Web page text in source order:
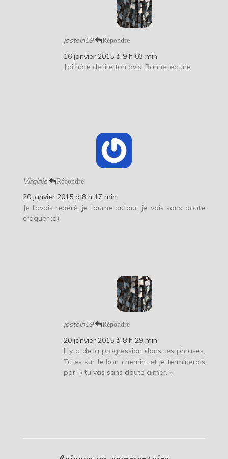
jostein59 Répondre
16 janvier 2015 à 9 h 03 min
J’ai hâte de lire ton avis. Bonne lecture
Virginie Répondre
20 janvier 2015 à 8 h 17 min
Je l’avais repéré, je tourne autour, je vais sans doute
craquer ;o)
jostein59 Répondre
20 janvier 2015 à 8 h 29 min
Il y a de la progression dans tes phrases.
Tu es sur le bon chemin…et je terminerais
par » tu vas sans doute aimer. »